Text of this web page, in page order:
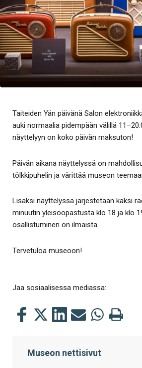
Taiteiden Yän päivänä Salon
auki normaalia pidempään välillä
näyttelyyn on koko päivän maksuton!
Päivän aikana näyttelyssä on
tölkkipuhelin ja värittää museon
Lisäksi näyttelyssä järjestetään kaksi
minuutin yleisöopastusta klo 18 ja klo
osallistuminen on ilmaista.
Tervetuloa museoon!
Jaa sosiaalisessa mediassa:
Jaa
Jaa
Jaa Jaa Jaa Tulosta
Museon nettisivut